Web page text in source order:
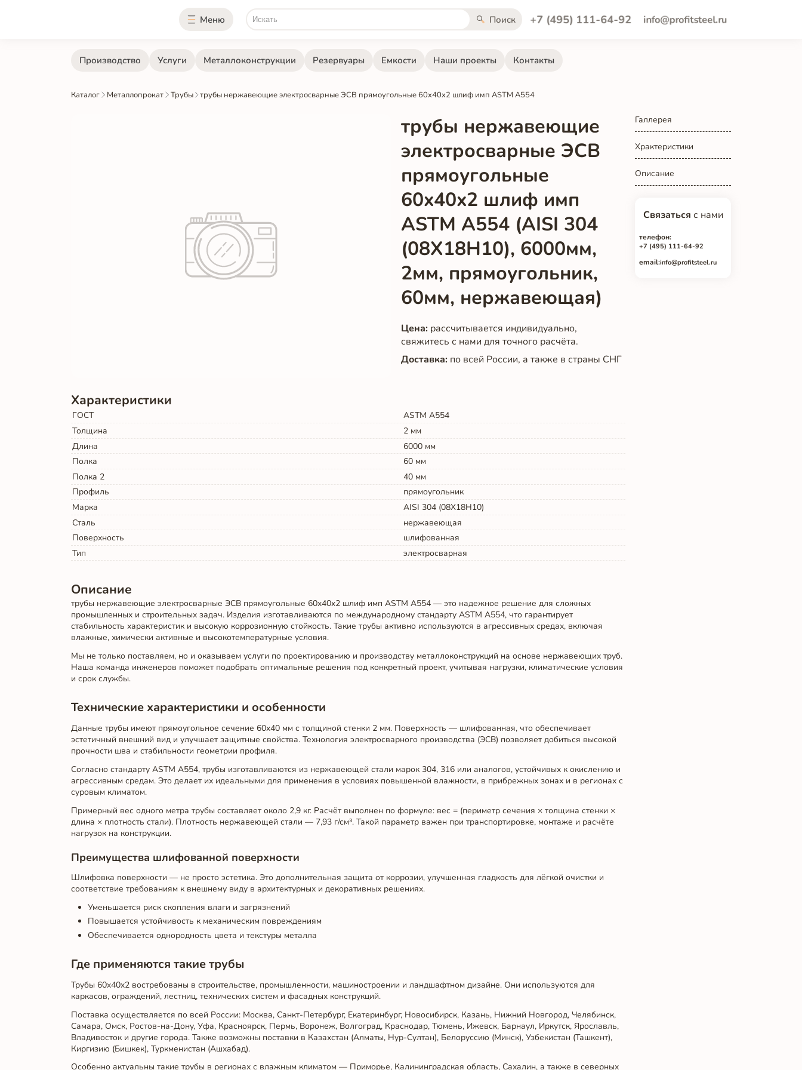
Меню Поиск +7 (495) 111-64-92 info@profitsteel.ru
Производство Услуги Металлоконструкции Резервуары Емкости Наши проекты Контакты
Каталог Металлопрокат Трубы трубы нержавеющие электросварные ЭСВ прямоугольные 60x40x2 шлиф имп ASTM A554
трубы нержавеющие
электросварные ЭСВ
прямоугольные
60x40x2 шлиф имп
ASTM A554 (AISI 304
(08Х18Н10), 6000мм,
2мм, прямоугольник,
60мм, нержавеющая)
Цена: рассчитывается индивидуально,
свяжитесь с нами для точного расчёта.
Доставка: по всей России, а также в страны СНГ
Галлерея
Храктеристики
Описание
Связаться с нами
телефон:
+7 (495) 111-64-92
email:info@profitsteel.ru
Характеристики
ГОСТ
ASTM A554
Толщина
2 мм
Длина
6000 мм
Полка
60 мм
Полка 2
40 мм
Профиль
прямоугольник
Марка
AISI 304 (08Х18Н10)
Сталь
нержавеющая
Поверхность
шлифованная
Тип
электросварная
Описание
трубы нержавеющие электросварные ЭСВ прямоугольные 60x40x2 шлиф имп ASTM A554 — это надежное решение для сложных
промышленных и строительных задач. Изделия изготавливаются по международному стандарту ASTM A554, что гарантирует
стабильность характеристик и высокую коррозионную стойкость. Такие трубы активно используются в агрессивных средах, включая
влажные, химически активные и высокотемпературные условия.
Мы не только поставляем, но и оказываем услуги по проектированию и производству металлоконструкций на основе нержавеющих труб.
Наша команда инженеров поможет подобрать оптимальные решения под конкретный проект, учитывая нагрузки, климатические условия
и срок службы.
Технические характеристики и особенности
Данные трубы имеют прямоугольное сечение 60x40 мм с толщиной стенки 2 мм. Поверхность — шлифованная, что обеспечивает
эстетичный внешний вид и улучшает защитные свойства. Технология электросварного производства (ЭСВ) позволяет добиться высокой
прочности шва и стабильности геометрии профиля.
Согласно стандарту ASTM A554, трубы изготавливаются из нержавеющей стали марок 304, 316 или аналогов, устойчивых к окислению и
агрессивным средам. Это делает их идеальными для применения в условиях повышенной влажности, в прибрежных зонах и в регионах с
суровым климатом.
Примерный вес одного метра трубы составляет около 2,9 кг. Расчёт выполнен по формуле: вес = (периметр сечения × толщина стенки ×
длина × плотность стали). Плотность нержавеющей стали — 7,93 г/см³. Такой параметр важен при транспортировке, монтаже и расчёте
нагрузок на конструкции.
Преимущества шлифованной поверхности
Шлифовка поверхности — не просто эстетика. Это дополнительная защита от коррозии, улучшенная гладкость для лёгкой очистки и
соответствие требованиям к внешнему виду в архитектурных и декоративных решениях.
Уменьшается риск скопления влаги и загрязнений
Повышается устойчивость к механическим повреждениям
Обеспечивается однородность цвета и текстуры металла
Где применяются такие трубы
Трубы 60x40x2 востребованы в строительстве, промышленности, машиностроении и ландшафтном дизайне. Они используются для
каркасов, ограждений, лестниц, технических систем и фасадных конструкций.
Поставка осуществляется по всей России: Москва, Санкт-Петербург, Екатеринбург, Новосибирск, Казань, Нижний Новгород, Челябинск,
Самара, Омск, Ростов-на-Дону, Уфа, Красноярск, Пермь, Воронеж, Волгоград, Краснодар, Тюмень, Ижевск, Барнаул, Иркутск, Ярославль,
Владивосток и другие города. Также возможны поставки в Казахстан (Алматы, Нур-Султан), Белоруссию (Минск), Узбекистан (Ташкент),
Киргизию (Бишкек), Туркменистан (Ашхабад).
Особенно актуальны такие трубы в регионах с влажным климатом — Приморье, Калининградская область, Сахалин, а также в северных